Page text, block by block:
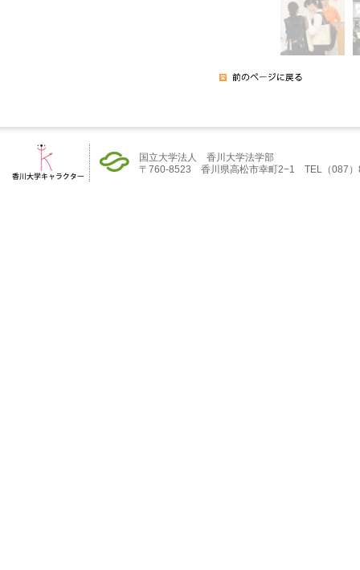
国立大学法人 香川大学法学部
〒760-8523 香川県高松市幸町2−1 TEL（087）